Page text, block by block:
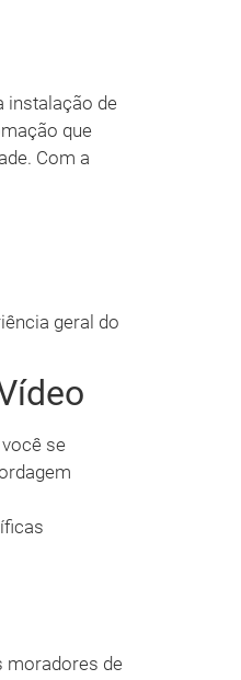
instalação de
que
Com a
geral do
se
moradores de